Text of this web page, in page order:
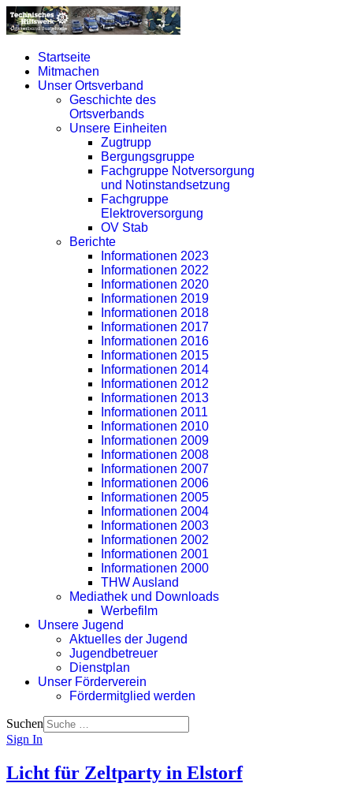
Startseite
Mitmachen
Unser Ortsverband
Geschichte des
Ortsverbands
Unsere Einheiten
Zugtrupp
Bergungsgruppe
Fachgruppe Notversorgung
und Notinstandsetzung
Fachgruppe
Elektroversorgung
OV Stab
Berichte
Informationen 2023
Informationen 2022
Informationen 2020
Informationen 2019
Informationen 2018
Informationen 2017
Informationen 2016
Informationen 2015
Informationen 2014
Informationen 2012
Informationen 2013
Informationen 2011
Informationen 2010
Informationen 2009
Informationen 2008
Informationen 2007
Informationen 2006
Informationen 2005
Informationen 2004
Informationen 2003
Informationen 2002
Informationen 2001
Informationen 2000
THW Ausland
Mediathek und Downloads
Werbefilm
Unsere Jugend
Aktuelles der Jugend
Jugendbetreuer
Dienstplan
Unser Förderverein
Fördermitglied werden
Suchen
Sign In
Licht für Zeltparty in Elstorf